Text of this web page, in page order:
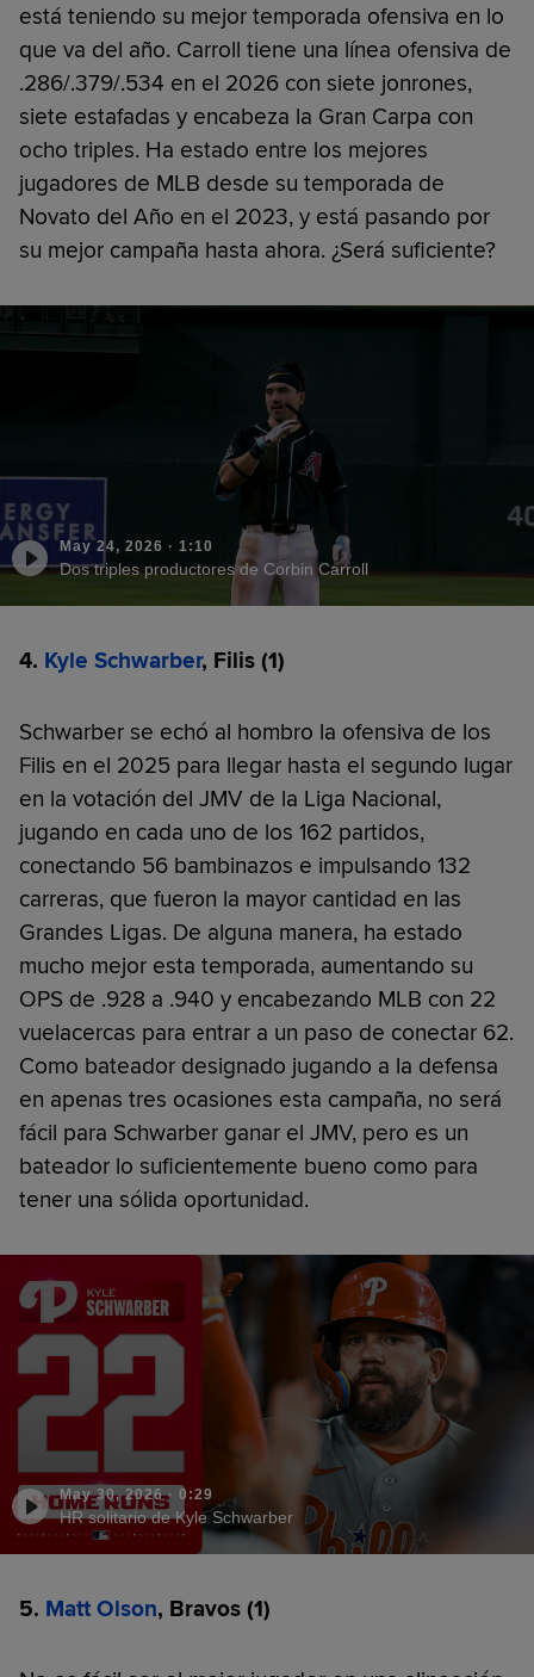
está teniendo su mejor temporada ofensiva en lo
que va del año. Carroll tiene una línea ofensiva de
.286/.379/.534 en el 2026 con siete jonrones,
siete estafadas y encabeza la Gran Carpa con
ocho triples. Ha estado entre los mejores
jugadores de MLB desde su temporada de
Novato del Año en el 2023, y está pasando por
su mejor campaña hasta ahora. ¿Será suficiente?
May 24, 2026 · 1:10
Dos triples productores de Corbin Carroll
4. Kyle Schwarber, Filis (1)
Schwarber se echó al hombro la ofensiva de los
Filis en el 2025 para llegar hasta el segundo lugar
en la votación del JMV de la Liga Nacional,
jugando en cada uno de los 162 partidos,
conectando 56 bambinazos e impulsando 132
carreras, que fueron la mayor cantidad en las
Grandes Ligas. De alguna manera, ha estado
mucho mejor esta temporada, aumentando su
OPS de .928 a .940 y encabezando MLB con 22
vuelacercas para entrar a un paso de conectar 62.
Como bateador designado jugando a la defensa
en apenas tres ocasiones esta campaña, no será
fácil para Schwarber ganar el JMV, pero es un
bateador lo suficientemente bueno como para
tener una sólida oportunidad.
May 30, 2026· 0:29
HR solitario de Kyle Schwarber
5. Matt Olson, Bravos (1)